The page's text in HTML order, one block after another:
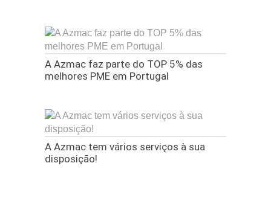
A Azmac faz parte do TOP 5% das
melhores PME em Portugal
A Azmac tem vários serviços à sua
disposição!